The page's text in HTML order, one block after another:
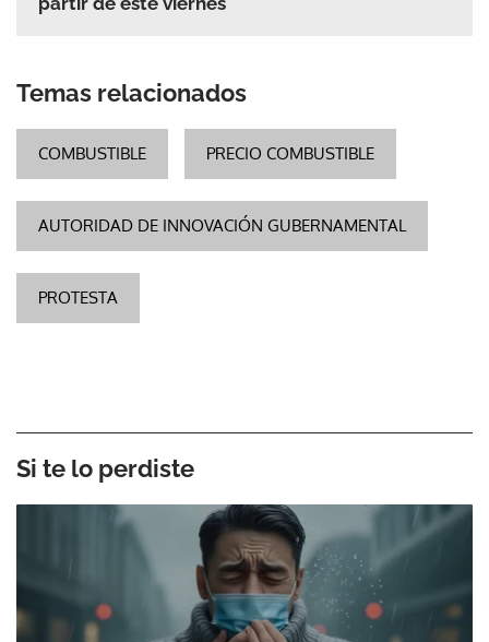
Temas relacionados
COMBUSTIBLE PRECIO COMBUSTIBLE
AUTORIDAD DE INNOVACIÓN GUBERNAMENTAL
PROTESTA
Si te lo perdiste